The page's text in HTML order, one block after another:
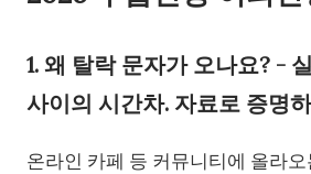
1. 왜 탈락 문자가 오나요? -
사이의 시간차. 자료로 증명
온라인 카페 등 커뮤니티에 올라